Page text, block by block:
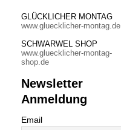
GLÜCKLICHER MONTAG
www.gluecklicher-montag.de
SCHWARWEL SHOP
www.gluecklicher-montag-
shop.de
Newsletter
Anmeldung
Email